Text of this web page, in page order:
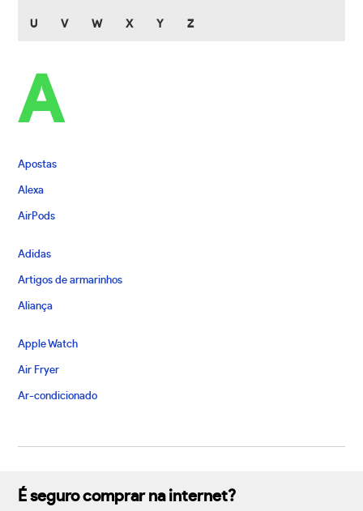
U V W X Y Z
A
Apostas
Alexa
AirPods
Adidas
Artigos de armarinhos
Aliança
Apple Watch
Air Fryer
Ar-condicionado
É seguro comprar na internet?